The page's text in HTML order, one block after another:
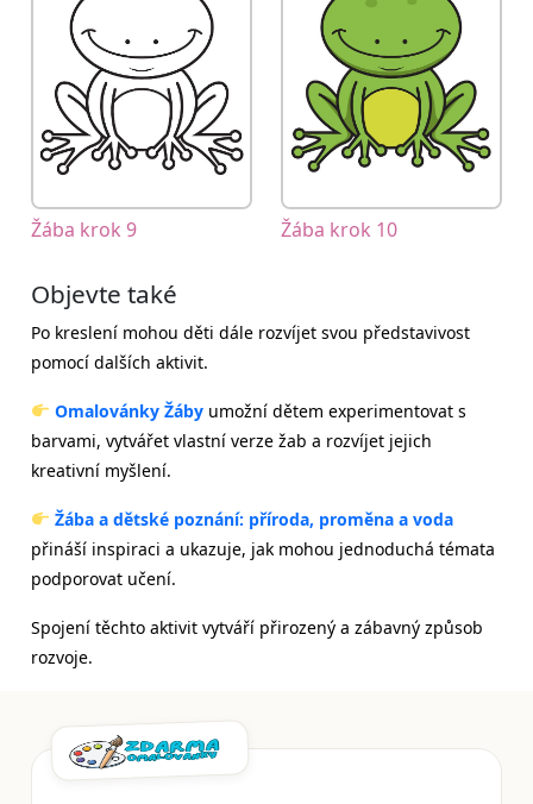
Žába krok 9 Žába krok 10
Objevte také
Po kreslení mohou děti dále rozvíjet svou představivost
pomocí dalších aktivit.
Omalovánky Žábyumožní dětem experimentovat s
barvami, vytvářet vlastní verze žab a rozvíjet jejich
kreativní myšlení.
Žába a dětské poznání: příroda, proměna a voda
přináší inspiraci a ukazuje, jak mohou jednoduchá témata
podporovat učení.
Spojení těchto aktivit vytváří přirozený a zábavný způsob
rozvoje.